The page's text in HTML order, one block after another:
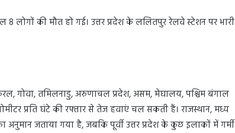
लोगों की मौत हो गई। उत्तर प्रदेश के ललितपुर रेलवे स्टेशन पर भारी
गोवा, तमिलनाडु, अरुणाचल प्रदेश, असम, मेघालय, पश्चिम बंगाल
प्रति घंटे की रफ्तार से तेज हवाएं चल सकती हैं। राजस्थान, मध्य
जताया गया है, जबकि पूर्वी उत्तर प्रदेश के कुछ इलाकों में गर्मी